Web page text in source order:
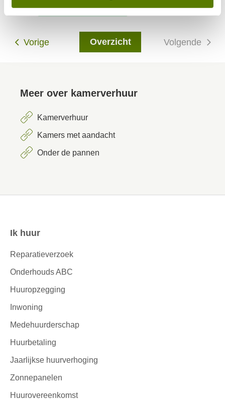
Volgende
Overzicht
Vorige
Meer over kamerverhuur
Kamerverhuur
Kamers met aandacht
Onder de pannen
Contactinformatie
Ik huur
Reparatieverzoek
Onderhouds ABC
Huuropzegging
Inwoning
Medehuurderschap
Huurbetaling
Jaarlijkse huurverhoging
Zonnepanelen
Huurovereenkomst